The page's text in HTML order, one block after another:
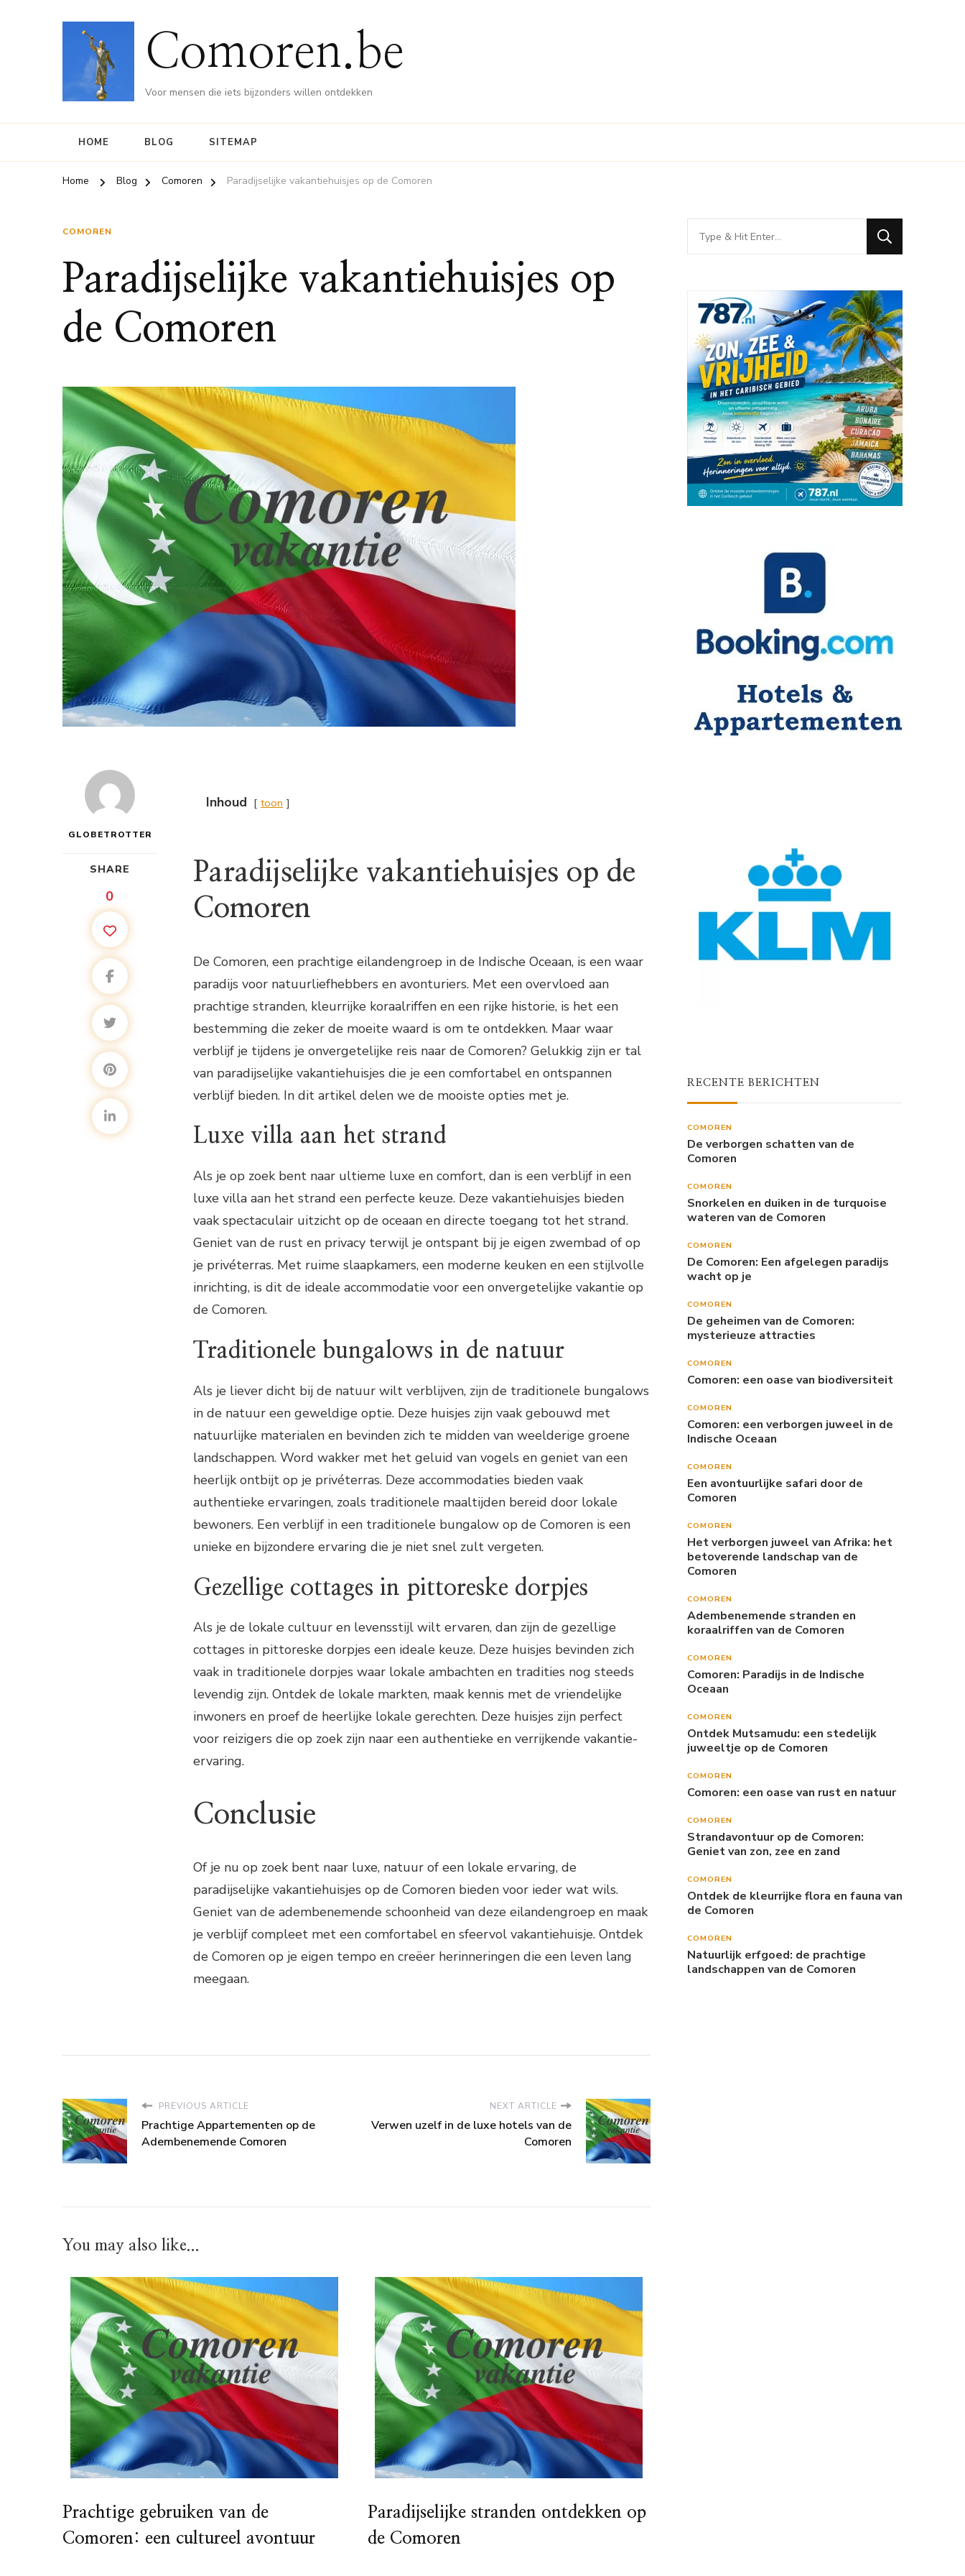
Comoren.be
Voor mensen die iets bijzonders willen ontdekken
HOME BLOG SITEMAP
Home Blog Comoren Paradijselijke vakantiehuisjes op de Comoren
COMOREN
Paradijselijke vakantiehuisjes op
de Comoren
GLOBETROTTER
SHARE
0
Inhoud toon
Paradijselijke vakantiehuisjes op de
Comoren
De Comoren, een prachtige eilandengroep in de Indische Oceaan, is een waar
paradijs voor natuurliefhebbers en avonturiers. Met een overvloed aan
prachtige stranden, kleurrijke koraalriffen en een rijke historie, is het een
bestemming die zeker de moeite waard is om te ontdekken. Maar waar
verblijf je tijdens je onvergetelijke reis naar de Comoren? Gelukkig zijn er tal
van paradijselijke vakantiehuisjes die je een comfortabel en ontspannen
verblijf bieden. In dit artikel delen we de mooiste opties met je.
Luxe villa aan het strand
Als je op zoek bent naar ultieme luxe en comfort, dan is een verblijf in een
luxe villa aan het strand een perfecte keuze. Deze vakantiehuisjes bieden
vaak spectaculair uitzicht op de oceaan en directe toegang tot het strand.
Geniet van de rust en privacy terwijl je ontspant bij je eigen zwembad of op
je privéterras. Met ruime slaapkamers, een moderne keuken en een stijlvolle
inrichting, is dit de ideale accommodatie voor een onvergetelijke vakantie op
de Comoren.
Traditionele bungalows in de natuur
Als je liever dicht bij de natuur wilt verblijven, zijn de traditionele bungalows
in de natuur een geweldige optie. Deze huisjes zijn vaak gebouwd met
natuurlijke materialen en bevinden zich te midden van weelderige groene
landschappen. Word wakker met het geluid van vogels en geniet van een
heerlijk ontbijt op je privéterras. Deze accommodaties bieden vaak
authentieke ervaringen, zoals traditionele maaltijden bereid door lokale
bewoners. Een verblijf in een traditionele bungalow op de Comoren is een
unieke en bijzondere ervaring die je niet snel zult vergeten.
Gezellige cottages in pittoreske dorpjes
Als je de lokale cultuur en levensstijl wilt ervaren, dan zijn de gezellige
cottages in pittoreske dorpjes een ideale keuze. Deze huisjes bevinden zich
vaak in traditionele dorpjes waar lokale ambachten en tradities nog steeds
levendig zijn. Ontdek de lokale markten, maak kennis met de vriendelijke
inwoners en proef de heerlijke lokale gerechten. Deze huisjes zijn perfect
voor reizigers die op zoek zijn naar een authentieke en verrijkende vakantie-
ervaring.
Conclusie
Of je nu op zoek bent naar luxe, natuur of een lokale ervaring, de
paradijselijke vakantiehuisjes op de Comoren bieden voor ieder wat wils.
Geniet van de adembenemende schoonheid van deze eilandengroep en maak
je verblijf compleet met een comfortabel en sfeervol vakantiehuisje. Ontdek
de Comoren op je eigen tempo en creëer herinneringen die een leven lang
meegaan.
PREVIOUS ARTICLE
Prachtige Appartementen op de
Adembenemende Comoren
NEXT ARTICLE
Verwen uzelf in de luxe hotels van de
Comoren
You may also like...
Prachtige gebruiken van de
Comoren: een cultureel avontuur
Paradijselijke stranden ontdekken op
de Comoren
Looking
for
RECENTE BERICHTEN
COMOREN
De verborgen schatten van de
Comoren
COMOREN
Snorkelen en duiken in de turquoise
wateren van de Comoren
COMOREN
De Comoren: Een afgelegen paradijs
wacht op je
COMOREN
De geheimen van de Comoren:
mysterieuze attracties
COMOREN
Comoren: een oase van biodiversiteit
COMOREN
Comoren: een verborgen juweel in de
Indische Oceaan
COMOREN
Een avontuurlijke safari door de
Comoren
COMOREN
Het verborgen juweel van Afrika: het
betoverende landschap van de
Comoren
COMOREN
Adembenemende stranden en
koraalriffen van de Comoren
COMOREN
Comoren: Paradijs in de Indische
Oceaan
COMOREN
Ontdek Mutsamudu: een stedelijk
juweeltje op de Comoren
COMOREN
Comoren: een oase van rust en natuur
COMOREN
Strandavontuur op de Comoren:
Geniet van zon, zee en zand
COMOREN
Ontdek de kleurrijke flora en fauna van
de Comoren
COMOREN
Natuurlijk erfgoed: de prachtige
landschappen van de Comoren